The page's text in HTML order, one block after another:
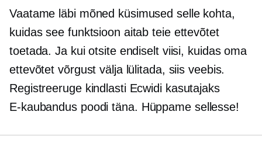
Vaatame läbi mõned küsimused selle kohta,
kuidas see funktsioon aitab teie ettevõtet
toetada. Ja kui otsite endiselt viisi, kuidas oma
ettevõtet võrgust välja lülitada, siis veebis.
Registreeruge kindlasti Ecwidi kasutajaks
E-kaubanduspoodi täna. Hüppame sellesse!